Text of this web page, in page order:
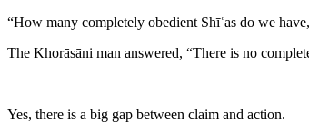
“How many completely obedient Shīʿas do we
The Khorāsāni man answered, “There is no
Yes, there is a big gap between claim and action.